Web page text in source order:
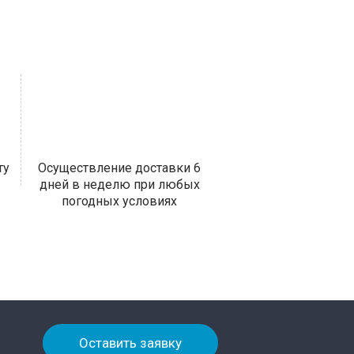
Осуществление доставки 6
дней в неделю при любых
погодных условиях
Оставить заявку